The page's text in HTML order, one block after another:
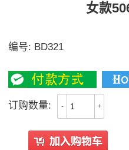
女款
编号: BD321
订购数量: - +